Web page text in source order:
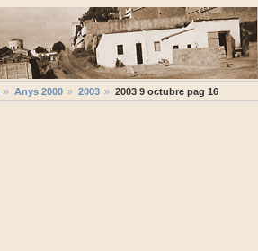
Anys 2000 2003 2003 9 octubre pag 16